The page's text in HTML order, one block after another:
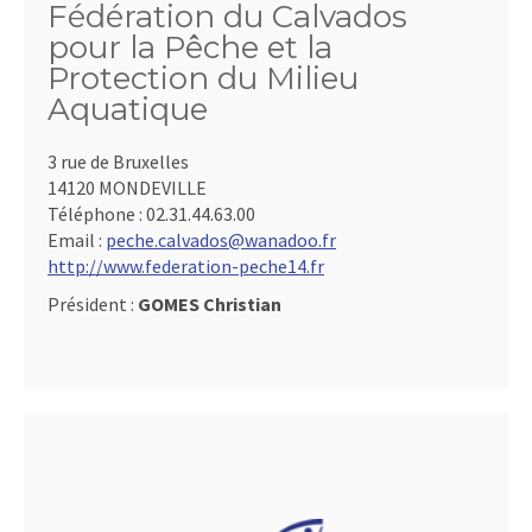
Fédération du Calvados
pour la Pêche et la
Protection du Milieu
Aquatique
3 rue de Bruxelles
14120 MONDEVILLE
Téléphone : 02.31.44.63.00
Email : peche.calvados@wanadoo.fr
http://www.federation-peche14.fr
Président : GOMES Christian